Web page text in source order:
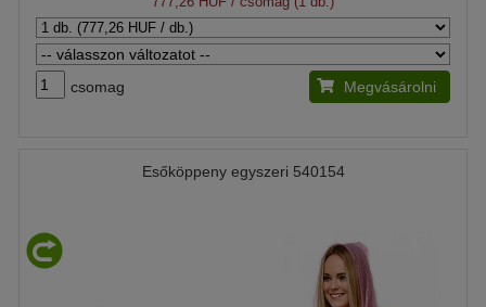
csomag Megvásárolni
Esőköppeny egyszeri 540154